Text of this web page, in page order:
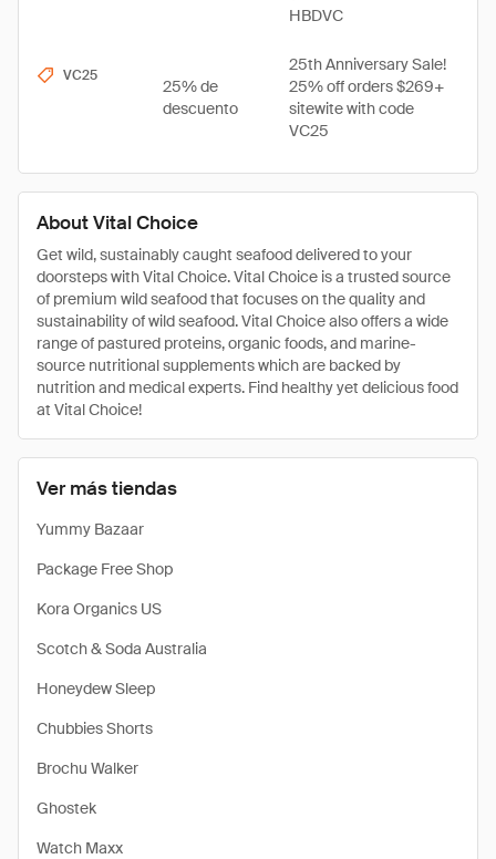
About Vital Choice
Get wild, sustainably caught seafood delivered to your
doorsteps with Vital Choice. Vital Choice is a trusted source
of premium wild seafood that focuses on the quality and
sustainability of wild seafood. Vital Choice also offers a wide
range of pastured proteins, organic foods, and marine-
source nutritional supplements which are backed by
nutrition and medical experts. Find healthy yet delicious food
at Vital Choice!
Ver más tiendas
Yummy Bazaar
Package Free Shop
Kora Organics US
Scotch & Soda Australia
Honeydew Sleep
Chubbies Shorts
Brochu Walker
Ghostek
Watch Maxx
HBDVC
VC25
25% de
descuento
25th Anniversary Sale!
25% off orders $269+
sitewite with code
VC25